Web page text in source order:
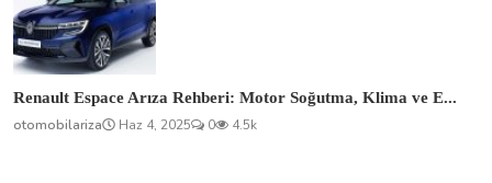
Renault Espace Arıza Rehberi: Motor Soğutma, Klima ve E...
otomobilariza
Haz 4, 2025 0 4.5k